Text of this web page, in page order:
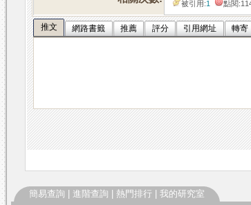
被引用:1 點閱
推文 網路書籤 推薦 評分 引用網址 轉寄
簡易查詢 進階查詢 熱門排行 我的研究室